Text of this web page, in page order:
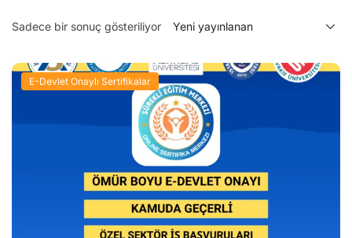
Sadece bir sonuç gösteriliyor
E-Devlet Onaylı Sertifikalar